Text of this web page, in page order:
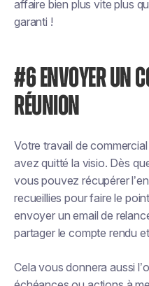
affaire bien plus vite plus
garanti !
#6 ENVOYER UN
RÉUNION
Votre travail de
avez quitté la visio. Dès
vous pouvez récupérer
recueillies pour faire le
envoyer un email de
partager le compte rendu
Cela vous donnera aussi